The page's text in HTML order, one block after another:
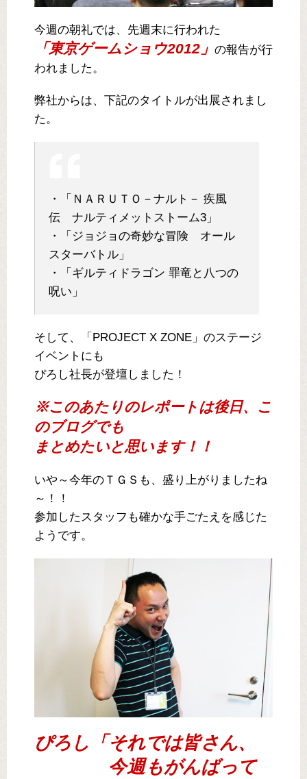
今週の朝礼では、先週末に行われた
「東京ゲームショウ2012」 の報告が行
われました。
弊社からは、下記のタイトルが出展されまし
た。
・「ＮＡＲＵＴＯ－ナルト－ 疾風
伝 ナルティメットストーム3」
・「ジョジョの奇妙な冒険 オール
スターバトル」
・「ギルティドラゴン 罪竜と八つの
呪い」
そして、「PROJECT X ZONE」のステージ
イベントにも
ぴろし社長が登壇しました！
※このあたりのレポートは後日、こ
のブログでも
まとめたいと思います！！
いや～今年のＴＧＳも、盛り上がりましたね
～！！
参加したスタッフも確かな手ごたえを感じた
ようです。
ぴろし「それでは皆さん、
今週もがんばって